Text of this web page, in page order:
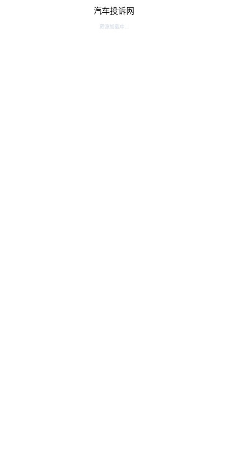
汽车投诉网
资源加载中...